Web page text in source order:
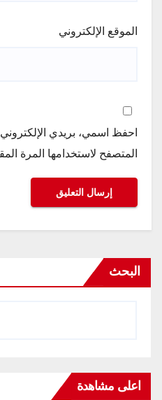
الموقع الإلكتروني
احفظ اسمي، بريدي
المتصفح لاستخدامها المرة
البحث
اعلى مشاهدة